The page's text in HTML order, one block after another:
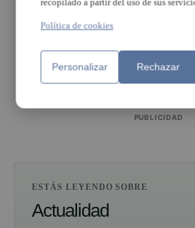
PUBLICIDAD
ESTÁS LEYENDO SOBRE
Actualidad
Política de cookies
Personalizar Rechazar